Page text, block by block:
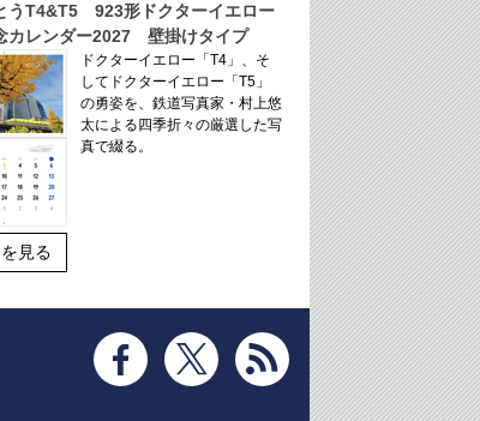
うT4&T5 923形ドクターイエロー
カレンダー2027 壁掛けタイプ
見る
ドクターイエロー「T4」、そ
してドクターイエロー「T5」
の勇姿を、鉄道写真家・村上悠
太による四季折々の厳選した写
真で綴る。